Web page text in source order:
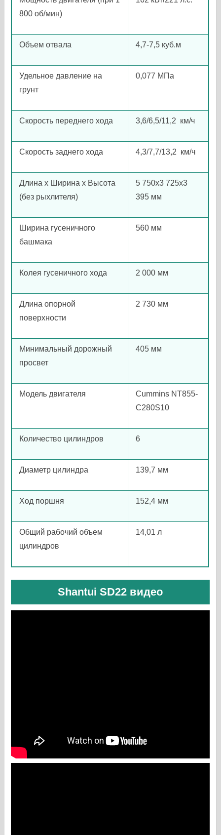
800 об/мин)
Объем отвала 4,7-7,5 куб.м
Удельное давление на
грунт
0,077 MПа
Скорость переднего хода 3,6/6,5/11,2 км/ч
Скорость заднего хода 4,3/7,7/13,2 км/ч
Длина х Ширина х Высота
(без рыхлителя)
5 750х3 725х3
395 мм
Ширина гусеничного
башмака
560 мм
Колея гусеничного хода 2 000 мм
Длина опорной
поверхности
2 730 мм
Минимальный дорожный
просвет
405 мм
Модель двигателя
Cummins NT855-
C280S10
Количество цилиндров 6
Диаметр цилиндра 139,7 мм
Ход поршня 152,4 мм
Общий рабочий объем
цилиндров
14,01 л
Shantui SD22 видео